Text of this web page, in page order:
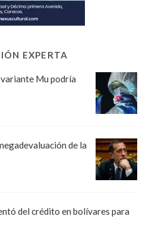
EXPERTA
Mu podría
de la
del crédito en bolívares para